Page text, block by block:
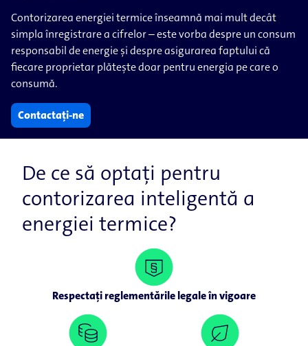
Contorizarea energiei termice înseamnă mai mult decât
simpla înregistrare a cifrelor – este vorba despre un consum
responsabil de energie și despre asigurarea faptului că
fiecare proprietar plătește doar pentru energia pe care o
consumă.
Contactați-ne
De ce să optați pentru
contorizarea inteligentă a
energiei termice?
Respectați reglementările legale în vigoare